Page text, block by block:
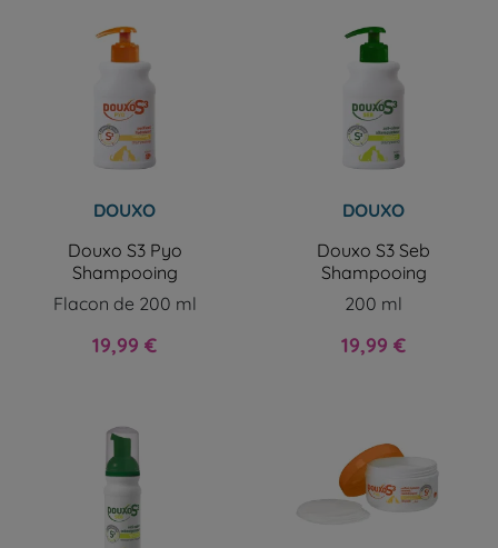
DOUXO
Douxo S3 Pyo
Shampooing
Flacon de 200 ml
Prix
19,99 €
DOUXO
Douxo S3 Seb
Shampooing
200 ml
Prix
19,99 €